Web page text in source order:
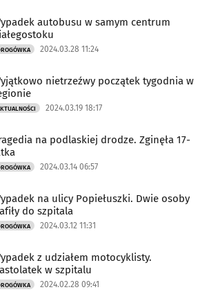
autobusu w samym centrum
2024.03.28 11:24
nietrzeźwy początek tygodnia w
2024.03.19 18:17
na podlaskiej drodze. Zginęła 17-
2024.03.14 06:57
na ulicy Popiełuszki. Dwie osoby
do szpitala
2024.03.12 11:31
z udziałem motocyklisty.
w szpitalu
2024.02.28 09:41